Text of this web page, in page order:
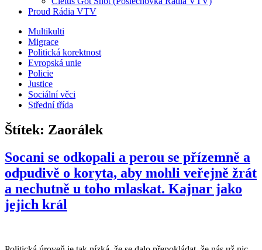
Proud Rádia VTV
Sub
menu
Multikulti
Migrace
Politická korektnost
Evropská unie
Policie
Justice
Sociální věci
Střední třída
Štítek: Zaorálek
Socani se odkopali a perou se přízemně a
odpudivě o koryta, aby mohli veřejně žrát
a nechutně u toho mlaskat. Kajnar jako
jejich král